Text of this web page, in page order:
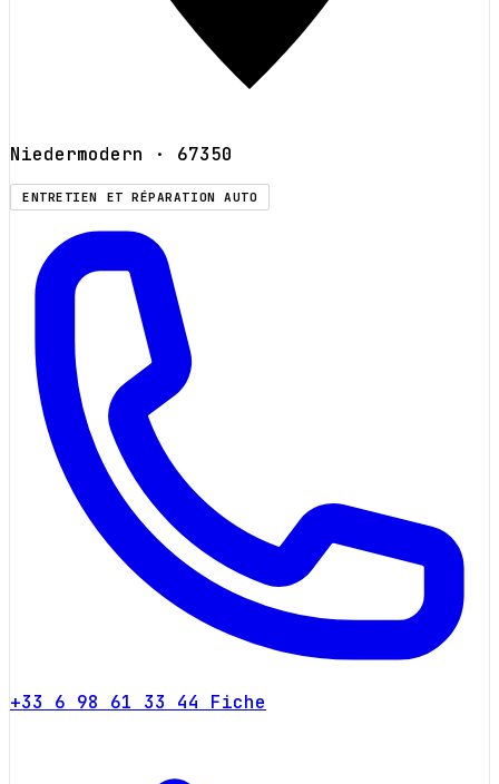
Niedermodern · 67350
ENTRETIEN ET RÉPARATION AUTO
+33 6 98 61 33 44 Fiche